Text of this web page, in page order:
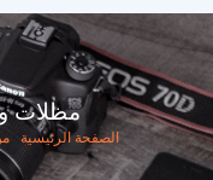
مظلات
الصفحة الرئيسية